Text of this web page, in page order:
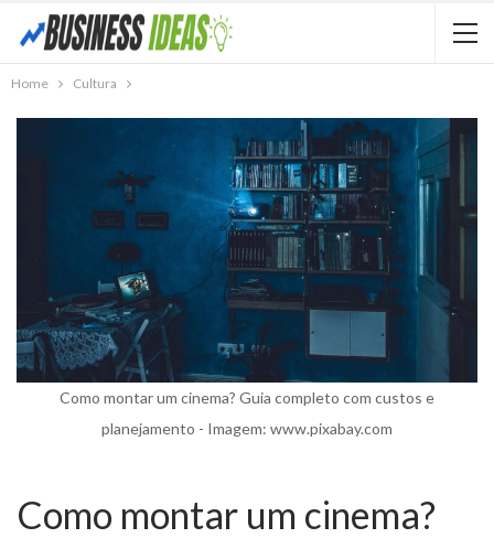
Home Cultura
Como montar um cinema? Guia completo com custos e
planejamento - Imagem: www.pixabay.com
Como montar um cinema?